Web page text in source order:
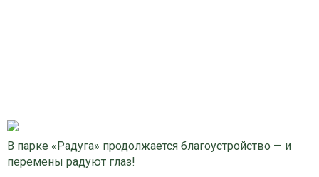
В парке «Радуга» продолжается благоустройство — и
перемены радуют глаз!